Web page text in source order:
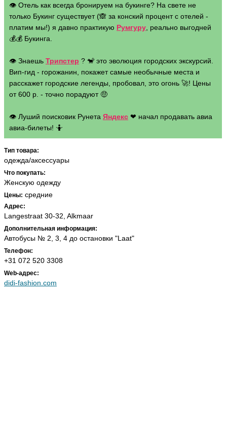
👁 Отель как всегда бронируем на букинге? На свете не
только Букинг существует (🙈 за конский процент с отелей -
платим мы!) я давно практикую Румгуру , реально выгодней
💰💰 Букинга.
👁 Знаешь Трипстер ? 🐒 это эволюция городских экскурсий.
Вип-гид - горожанин, покажет самые необычные места и
расскажет городские легенды, пробовал, это огонь 🚀! Цены
от 600 р. - точно порадуют 🤑
👁 Луший поисковик Рунета Яндекс ❤ начал продавать авиа
авиа-билеты! 🤷
Тип товара:
одежда/аксессуары
Что покупать:
Женскую одежду
Цены: средние
Адрес:
Langestraat 30-32, Alkmaar
Дополнительная информация:
Автобусы № 2, 3, 4 до остановки "Laat"
Телефон:
+31 072 520 3308‎
Web-адрес:
didi-fashion.com